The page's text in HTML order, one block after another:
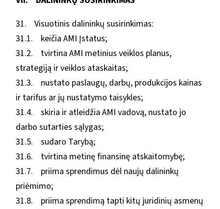
31. Visuotinis dalininkų susirinkimas:
31.1. keičia AMI Įstatus;
31.2. tvirtina AMI metinius veiklos planus,
strategiją ir veiklos ataskaitas;
31.3. nustato paslaugų, darbų, produkcijos kainas
ir tarifus ar jų nustatymo taisykles;
31.4. skiria ir atleidžia AMI vadovą, nustato jo
darbo sutarties sąlygas;
31.5. sudaro Tarybą;
31.6. tvirtina metinę finansinę atskaitomybę;
31.7. priima sprendimus dėl naujų dalininkų
priėmimo;
31.8. priima sprendimą tapti kitų juridinių asmenų